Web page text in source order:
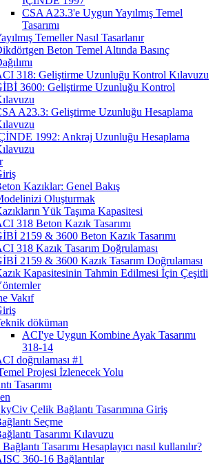
CSA A23.3'e Uygun Yayılmış Temel
Tasarımı
Temeller Nasıl Tasarlanır
Beton Temel Altında Basınç
318: Geliştirme Uzunluğu Kontrol Kılavuzu
3600: Geliştirme Uzunluğu Kontrol
A23.3: Geliştirme Uzunluğu Hesaplama
1992: Ankraj Uzunluğu Hesaplama
Kazıklar: Genel Bakış
Oluşturmak
Yük Taşıma Kapasitesi
318 Beton Kazık Tasarımı
2159 & 3600 Beton Kazık Tasarımı
318 Kazık Tasarım Doğrulaması
2159 & 3600 Kazık Tasarım Doğrulaması
Kapasitesinin Tahmin Edilmesi İçin Çeşitli
Vakıf
döküman
ACI'ye Uygun Kombine Ayak Tasarımı
318-14
doğrulaması #1
Projesi İzlenecek Yolu
Tasarımı
Çelik Bağlantı Tasarımına Giriş
Seçme
Tasarımı Kılavuzu
Tasarımı Hesaplayıcı nasıl kullanılır?
360-16 Bağlantılar